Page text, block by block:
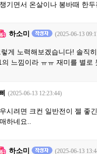
기면서 온살이나 봉바때 한
하소미 (2025-06-13
렇게 노력해보겠습니다! 솔직
의 느낌이라 ㅠㅠ 재미를 별로
(2025-06-13 12:23:44)
시려면 크컨 일반전이 젤 좋
하네요..
하소미 (2025-06-13